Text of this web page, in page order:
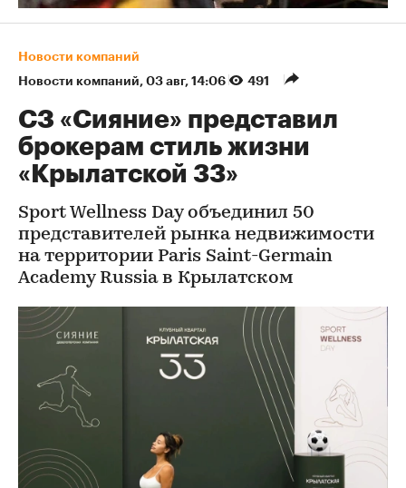
Новости компаний
Новости компаний⁠, 03 авг, 14:06 491
СЗ «Сияние» представил
брокерам стиль жизни
«Крылатской 33»
Sport Wellness Day объединил 50
представителей рынка недвижимости
на территории Paris Saint-Germain
Academy Russia в Крылатском